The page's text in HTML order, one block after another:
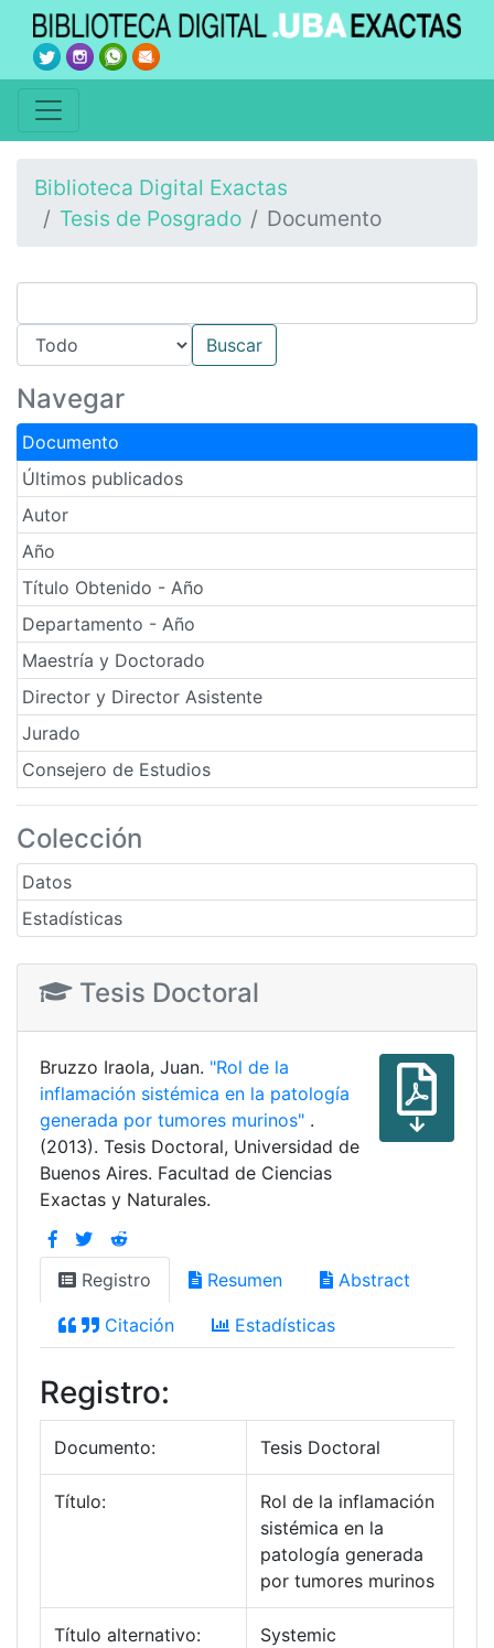
Biblioteca Digital Exactas
Tesis de Posgrado
Documento
Navegar
Documento
Últimos publicados
Autor
Año
Título Obtenido - Año
Departamento - Año
Maestría y Doctorado
Director y Director Asistente
Jurado
Consejero de Estudios
Colección
Datos
Estadísticas
Tesis Doctoral
Bruzzo Iraola, Juan. "Rol de la
inflamación sistémica en la patología
generada por tumores murinos" .
(2013). Tesis Doctoral, Universidad de
Buenos Aires. Facultad de Ciencias
Exactas y Naturales.
Registro Resumen Abstract
Citación Estadísticas
Registro:
Documento: Tesis Doctoral
Título:
Rol de la inflamación
sistémica en la
patología generada
por tumores murinos
Título alternativo:
Systemic